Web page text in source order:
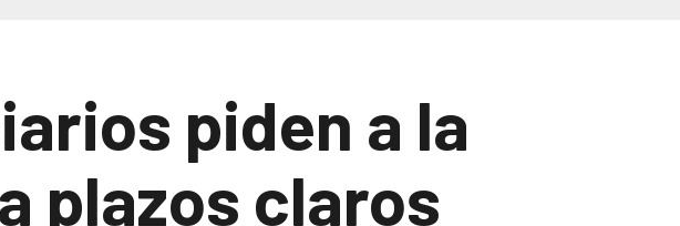
piden a la
plazos claros